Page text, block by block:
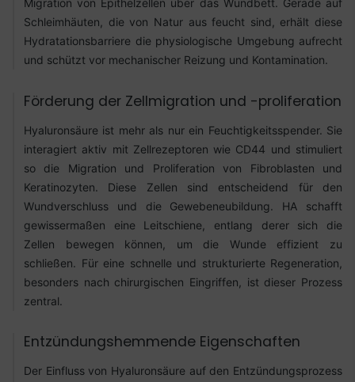
Schleimhäuten, die von Natur aus feucht sind, erhält diese
Hydratationsbarriere die physiologische Umgebung aufrecht
und schützt vor mechanischer Reizung und Kontamination.
Förderung der Zellmigration und -proliferation
Hyaluronsäure ist mehr als nur ein Feuchtigkeitsspender. Sie
interagiert aktiv mit Zellrezeptoren wie CD44 und stimuliert
so die Migration und Proliferation von Fibroblasten und
Keratinozyten. Diese Zellen sind entscheidend für den
Wundverschluss und die Gewebeneubildung. HA schafft
gewissermaßen eine Leitschiene, entlang derer sich die
Zellen bewegen können, um die Wunde effizient zu
schließen. Für eine schnelle und strukturierte Regeneration,
besonders nach chirurgischen Eingriffen, ist dieser Prozess
zentral.
Entzündungshemmende Eigenschaften
Der Einfluss von Hyaluronsäure auf den Entzündungsprozess